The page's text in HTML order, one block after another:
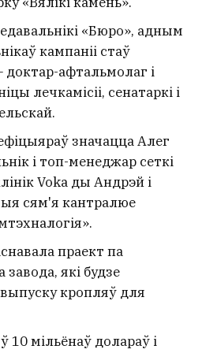
«Бюро», адным
кампаніі стаў
афтальмолаг і
лечкамісіі, сенатаркі і
значацца Алег
і топ-менеджар сеткі
Voka ды Андрэй і
сям'я кантралюе
праект па
завода, які будзе
кропляў для
10 мільёнаў долараў і